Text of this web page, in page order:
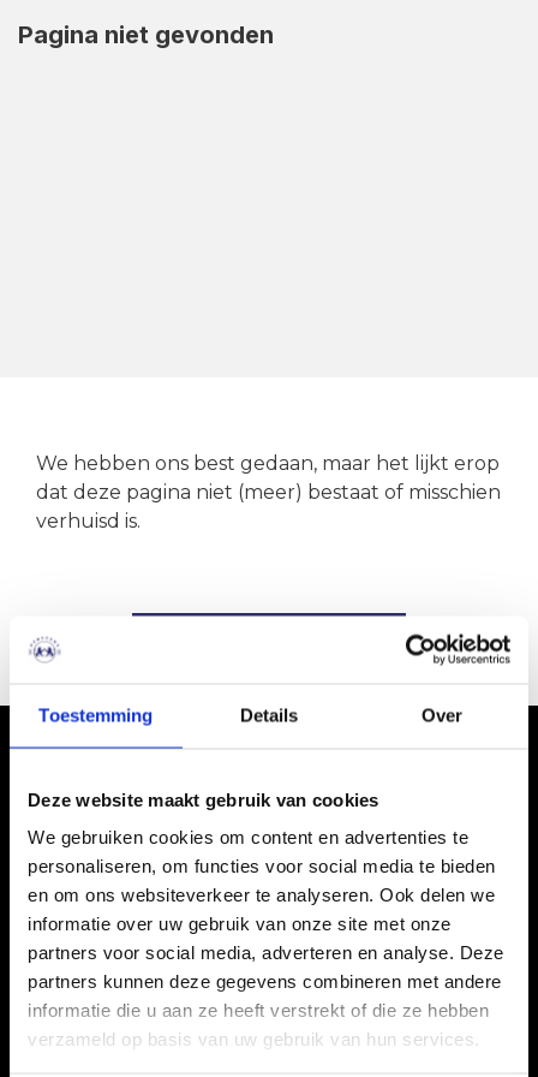
Toestemming Details Over
Deze website maakt gebruik van cookies
We gebruiken cookies om content en advertenties te
personaliseren, om functies voor social media te bieden
en om ons websiteverkeer te analyseren. Ook delen we
informatie over uw gebruik van onze site met onze
partners voor social media, adverteren en analyse. Deze
partners kunnen deze gegevens combineren met andere
informatie die u aan ze heeft verstrekt of die ze hebben
verzameld op basis van uw gebruik van hun services.
Pagina niet gevonden
We hebben ons best gedaan, maar het lijkt erop
dat deze pagina niet (meer) bestaat of misschien
verhuisd is.